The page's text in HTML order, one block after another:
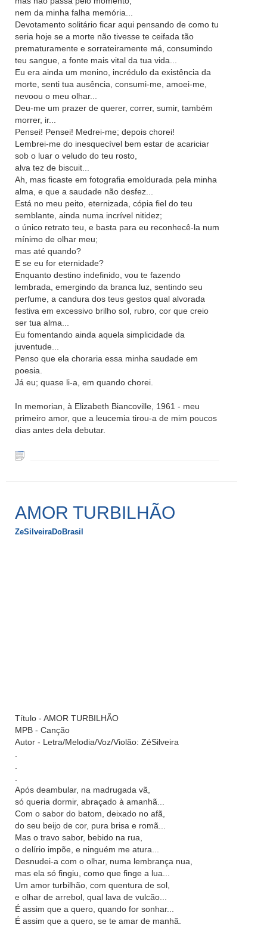
nem da minha falha memória...
Devotamento solitário ficar aqui pensando de como tu
seria hoje se a morte não tivesse te ceifada tão
prematuramente e sorrateiramente má, consumindo
teu sangue, a fonte mais vital da tua vida...
Eu era ainda um menino, incrédulo da existência da
morte, senti tua ausência, consumi-me, amoei-me,
nevoou o meu olhar...
Deu-me um prazer de querer, correr, sumir, também
morrer, ir...
Pensei! Pensei! Medrei-me; depois chorei!
Lembrei-me do inesquecível bem estar de acariciar
sob o luar o veludo do teu rosto,
alva tez de biscuit...
Ah, mas ficaste em fotografia emoldurada pela minha
alma, e que a saudade não desfez...
Está no meu peito, eternizada, cópia fiel do teu
semblante, ainda numa incrível nitidez;
o único retrato teu, e basta para eu reconhecê-la num
mínimo de olhar meu;
mas até quando?
E se eu for eternidade?
Enquanto destino indefinido, vou te fazendo
lembrada, emergindo da branca luz, sentindo seu
perfume, a candura dos teus gestos qual alvorada
festiva em excessivo brilho sol, rubro, cor que creio
ser tua alma...
Eu fomentando ainda aquela simplicidade da
juventude...
Penso que ela choraria essa minha saudade em
poesia.
Já eu; quase li-a, em quando chorei.
In memorian, à Elizabeth Biancoville, 1961 - meu
primeiro amor, que a leucemia tirou-a de mim poucos
dias antes dela debutar.
AMOR TURBILHÃO
ZeSilveiraDoBrasil
Título - AMOR TURBILHÃO
MPB - Canção
Autor - Letra/Melodia/Voz/Violão: ZéSilveira
Após deambular, na madrugada vã,
só queria dormir, abraçado à amanhã...
Com o sabor do batom, deixado no afã,
do seu beijo de cor, pura brisa e romã...
Mas o travo sabor, bebido na rua,
o delírio impõe, e ninguém me atura...
Desnudei-a com o olhar, numa lembrança nua,
mas ela só fingiu, como que finge a lua...
Um amor turbilhão, com quentura de sol,
e olhar de arrebol, qual lava de vulcão...
É assim que a quero, quando for sonhar...
É assim que a quero, se te amar de manhã.